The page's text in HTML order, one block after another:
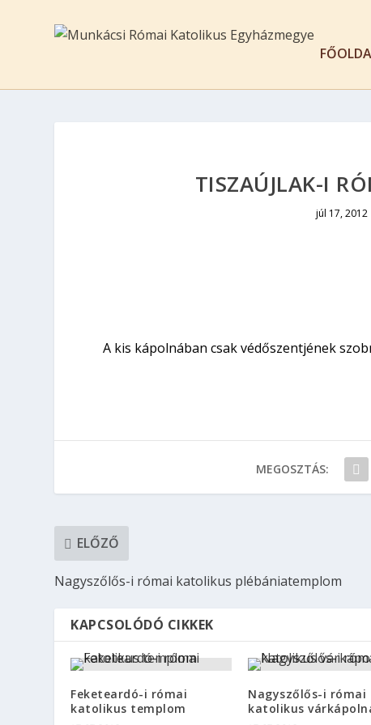
TISZAÚJLAK-I
júl 17, 2012
A kis kápolnában csak védőszentjének
MEGOSZTÁS:
ELŐZŐ
Nagyszőlős-i római katolikus plébániatemplom
KAPCSOLÓDÓ CIKKEK
Feketeardó-i római
katolikus templom
Nagyszőlős-i római
katolikus